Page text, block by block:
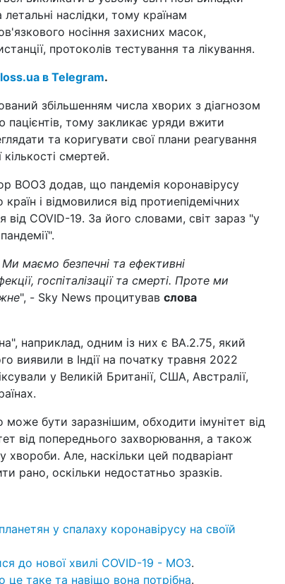
летальні наслідки, тому країнам
носіння захисних масок,
протоколів тестування та лікування.
в Telegram.
збільшенням числа хворих з діагнозом
тому закликає уряди вжити
та коригувати свої плани реагування
смертей.
ВООЗ додав, що пандемія коронавірусу
і відмовилися від протиепідемічних
від COVID-19. За його словами, світ зараз "у
маємо безпечні та ефективні
госпіталізації та смерті. Проте ми
", - Sky News процитував слова
наприклад, одним із них є BA.2.75, який
виявили в Індії на початку травня 2022
у Великій Британії, США, Австралії,
бути заразнішим, обходити імунітет від
від попереднього захворювання, а також
Але, наскільки цей подваріант
рано, оскільки недостатньо зразків.
у спалаху коронавірусу на своїй
до нової хвилі COVID-19 - МОЗ.
це таке та навіщо вона потрібна.